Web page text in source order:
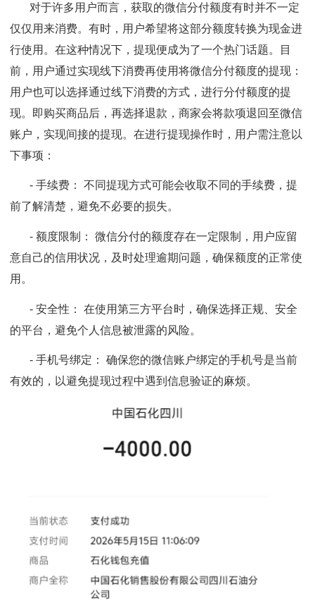
对于许多用户而言，获取的微信分付额度有时并不一定
仅仅用来消费。有时，用户希望将这部分额度转换为现金进
行使用。在这种情况下，提现便成为了一个热门话题。目
前，用户通过实现线下消费再使用将微信分付额度的提现：
用户也可以选择通过线下消费的方式，进行分付额度的提
现。即购买商品后，再选择退款，商家会将款项退回至微信
账户，实现间接的提现。 在进行提现操作时，用户需注意以
下事项：
- 手续费： 不同提现方式可能会收取不同的手续费，提
前了解清楚，避免不必要的损失。
- 额度限制： 微信分付的额度存在一定限制，用户应留
意自己的信用状况，及时处理逾期问题，确保额度的正常使
用。
- 安全性： 在使用第三方平台时，确保选择正规、安全
的平台，避免个人信息被泄露的风险。
- 手机号绑定： 确保您的微信账户绑定的手机号是当前
有效的，以避免提现过程中遇到信息验证的麻烦。